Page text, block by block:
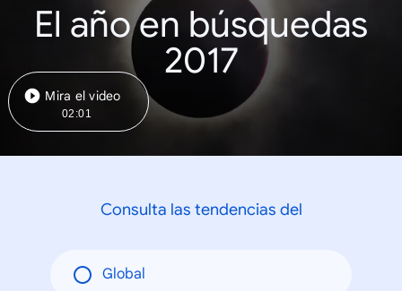
El año en búsquedas
2017
Mira el video
02:01
Consulta las tendencias del
Global